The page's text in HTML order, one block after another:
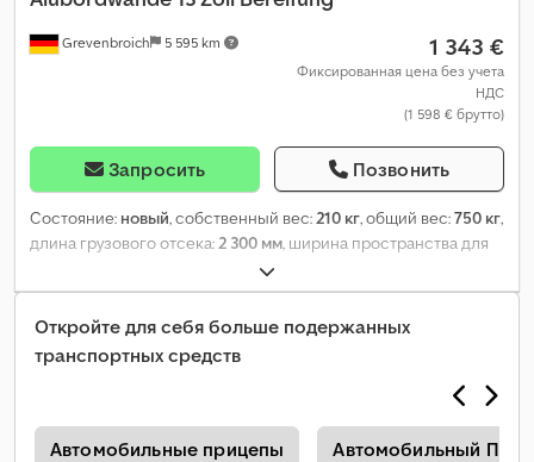
Grevenbroich 5 595 km 1 343 €
Фиксированная цена без учета
НДС
(1 598 € брутто)
Запросить Позвонить
Состояние: новый, собственный вес:210 кг, общий вес:750 кг,
длина грузового отсека:2 300 мм, ширина пространства для
, высота грузового отсека:
Откройте для себя больше подержанных
транспортных средств
Автомобильные прицепы Автомобильный